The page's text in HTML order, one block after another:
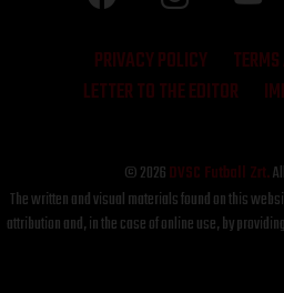
PRIVACY POLICY
LETTER TO THE EDITOR
© 2026DVSC Futball Zrt.
The written and visual materials found on this
attribution and, in the case of online use, by